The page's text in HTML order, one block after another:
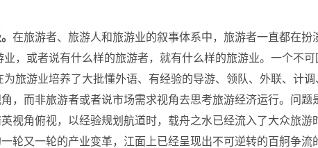
在旅游者、旅游人和旅游业的叙事体系中，旅游者一直都在扮
，或者说有什么样的旅游者，就有什么样的旅游业。一个不
旅游业培养了大批懂外语、有经验的导游、领队、外联、计
，而非旅游者或者说市场需求视角去思考旅游经济运行。问题
视角俯视，以经验规划航道时，载舟之水已经流入了大众旅游
又一轮的产业变革，江面上已经呈现出不可逆转的百舸争流